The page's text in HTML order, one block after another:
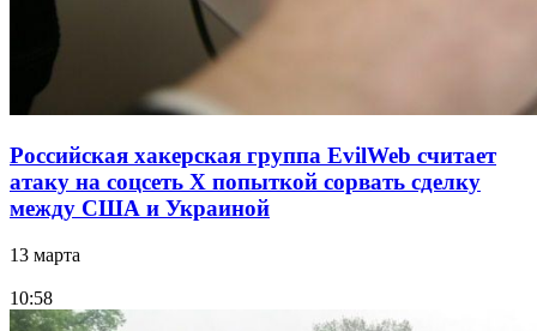
Российская хакерская группа EvilWeb считает
атаку на соцсеть Х попыткой сорвать сделку
между США и Украиной
13 марта
10:58